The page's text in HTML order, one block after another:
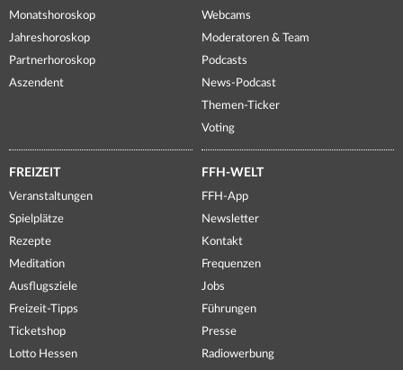
Monatshoroskop
Jahreshoroskop
Partnerhoroskop
Aszendent
Webcams
Moderatoren & Team
Podcasts
News-Podcast
Themen-Ticker
Voting
FREIZEIT
Veranstaltungen
Spielplätze
Rezepte
Meditation
Ausflugsziele
Freizeit-Tipps
Ticketshop
Lotto Hessen
FFH-WELT
FFH-App
Newsletter
Kontakt
Frequenzen
Jobs
Führungen
Presse
Radiowerbung